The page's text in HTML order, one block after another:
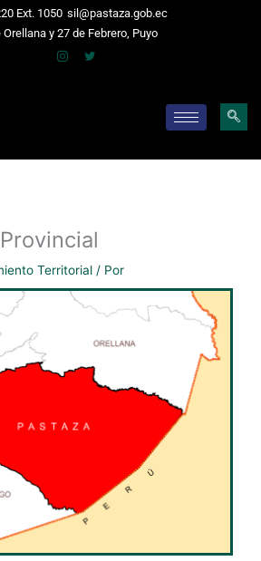
Ext. 1050 sil@pastaza.gob.ec
Orellana y 27 de Febrero, Puyo
Territorial / Por